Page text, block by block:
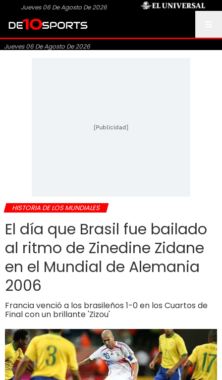
Jueves 06 De Agosto De 2026
Jueves 06 De Agosto De 2026
[Publicidad]
HISTORIA DE LOS MUNDIALES
El día que Brasil fue bailado
al ritmo de Zinedine Zidane
en el Mundial de Alemania
2006
Francia venció a los brasileños 1-0 en los Cuartos de
Final con un brillante 'Zizou'